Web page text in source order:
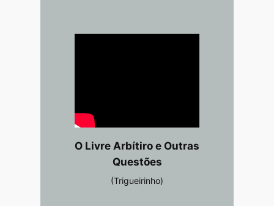
O Livre Arbítiro e Outras
Questões
(Trigueirinho)